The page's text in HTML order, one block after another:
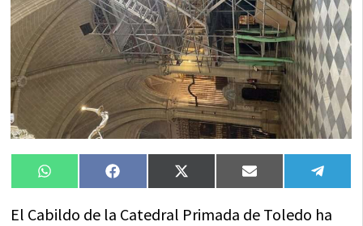
Compartir
en
WhatsAppCompartir
en
FacebookCompartir
en
X
(Twitter)
Compartir
en
Email
en
El Cabildo de la Catedral Primada de Toledo ha